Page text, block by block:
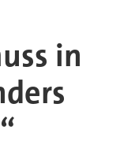
in